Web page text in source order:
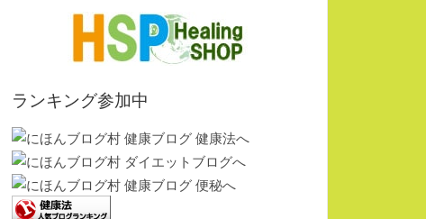
ランキング参加中